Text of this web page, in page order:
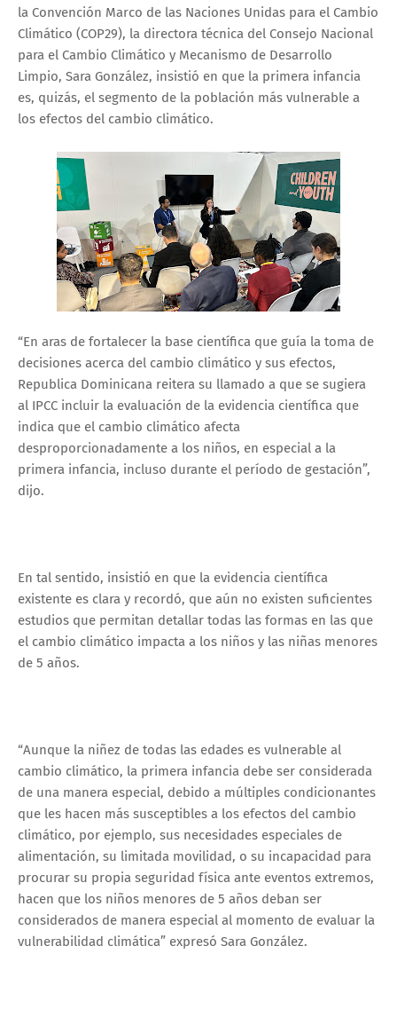
la Convención Marco de las Naciones Unidas para el Cambio
Climático (COP29), la directora técnica del Consejo Nacional
para el Cambio Climático y Mecanismo de Desarrollo
Limpio, Sara González, insistió en que la primera infancia
es, quizás, el segmento de la población más vulnerable a
los efectos del cambio climático.
“En aras de fortalecer la base científica que guía la toma de
decisiones acerca del cambio climático y sus efectos,
Republica Dominicana reitera su llamado a que se sugiera
al IPCC incluir la evaluación de la evidencia científica que
indica que el cambio climático afecta
desproporcionadamente a los niños, en especial a la
primera infancia, incluso durante el período de gestación”,
dijo.
En tal sentido, insistió en que la evidencia científica
existente es clara y recordó, que aún no existen suficientes
estudios que permitan detallar todas las formas en las que
el cambio climático impacta a los niños y las niñas menores
de 5 años.
“Aunque la niñez de todas las edades es vulnerable al
cambio climático, la primera infancia debe ser considerada
de una manera especial, debido a múltiples condicionantes
que les hacen más susceptibles a los efectos del cambio
climático, por ejemplo, sus necesidades especiales de
alimentación, su limitada movilidad, o su incapacidad para
procurar su propia seguridad física ante eventos extremos,
hacen que los niños menores de 5 años deban ser
considerados de manera especial al momento de evaluar la
vulnerabilidad climática” expresó Sara González.